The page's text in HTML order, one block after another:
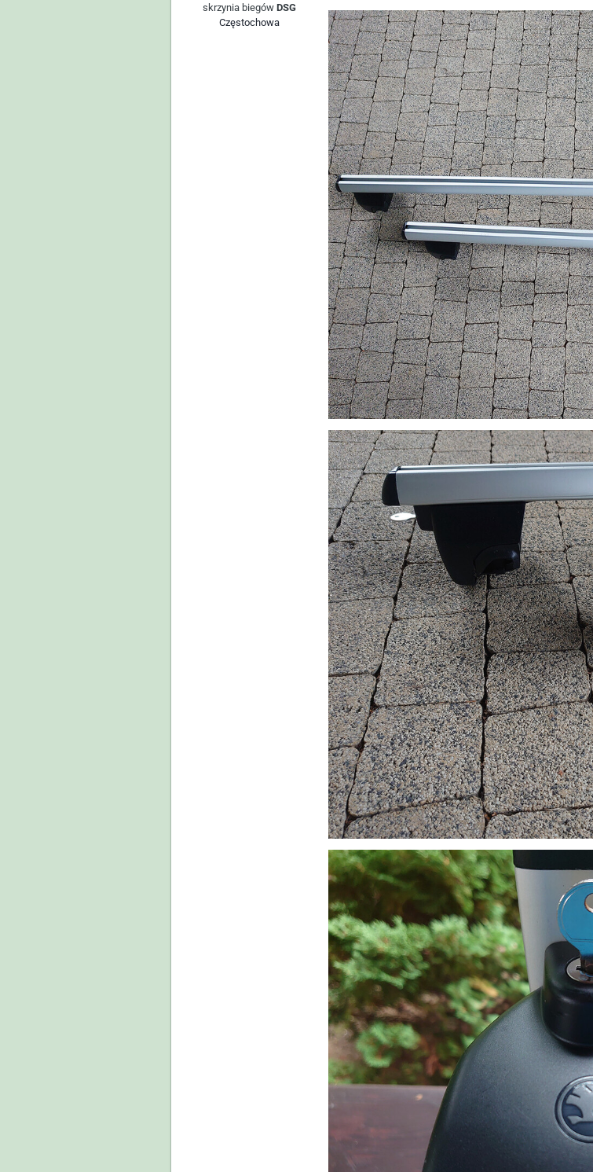
skrzynia biegówDSG
Częstochowa